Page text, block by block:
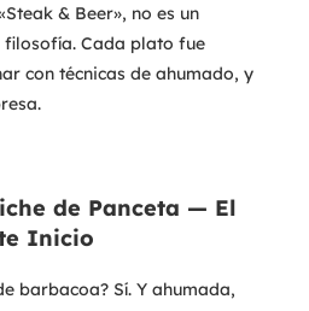
& Beer», no es un
filosofía. Cada plato fue
con técnicas de ahumado, y
de Panceta — El
Inicio
barbacoa? Sí. Y ahumada,